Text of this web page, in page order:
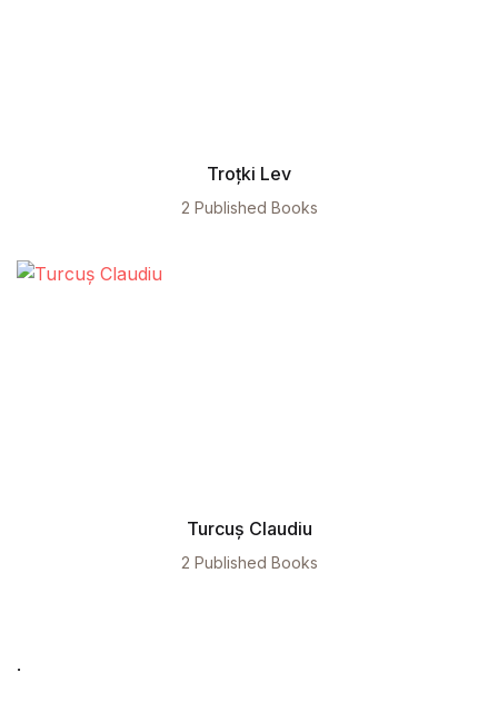
Troțki Lev
2 Published Books
Turcuș Claudiu
2 Published Books
.